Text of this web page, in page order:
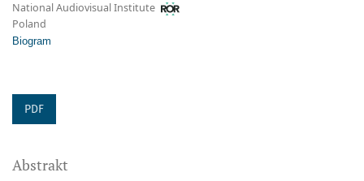
National Audiovisual Institute
Poland
Biogram
PDF
Abstrakt